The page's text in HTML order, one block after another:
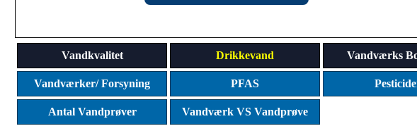
Vandkvalitet Drikkevand Vandværks
Vandværker/ Forsyning PFAS
Antal Vandprøver Vandværk VS Vandprøve